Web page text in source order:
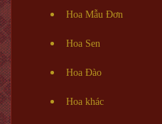
Hoa Mẫu Đơn
Hoa Sen
Hoa Đào
Hoa khác